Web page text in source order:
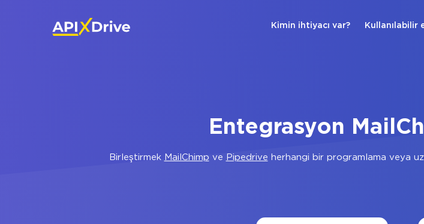
Kimin ihtiyacı var? Kullanılabilir
Entegrasyon
Birleştirmek MailChimp ve Pipedrive herhangi bir programlama veya